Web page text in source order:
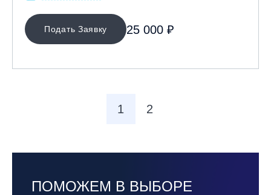
Подать Заявку 25 000 ₽
1 2
ПОМОЖЕМ В ВЫБОРЕ